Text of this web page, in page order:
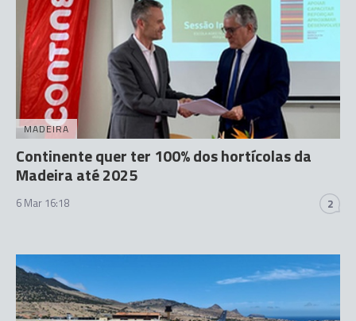
MADEIRA
Continente quer ter 100% dos hortícolas da
Madeira até 2025
6 Mar 16:18 2